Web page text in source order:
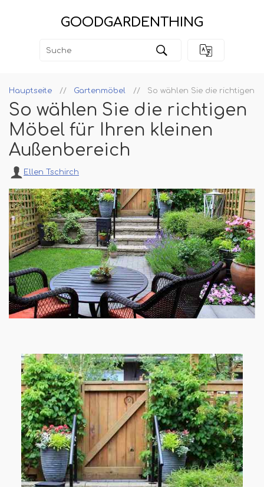
GOODGARDENTHING
Hauptseite Gartenmöbel So wählen Sie die richtigen
So wählen Sie die richtigen
Möbel für Ihren kleinen
Außenbereich
Ellen Tschirch